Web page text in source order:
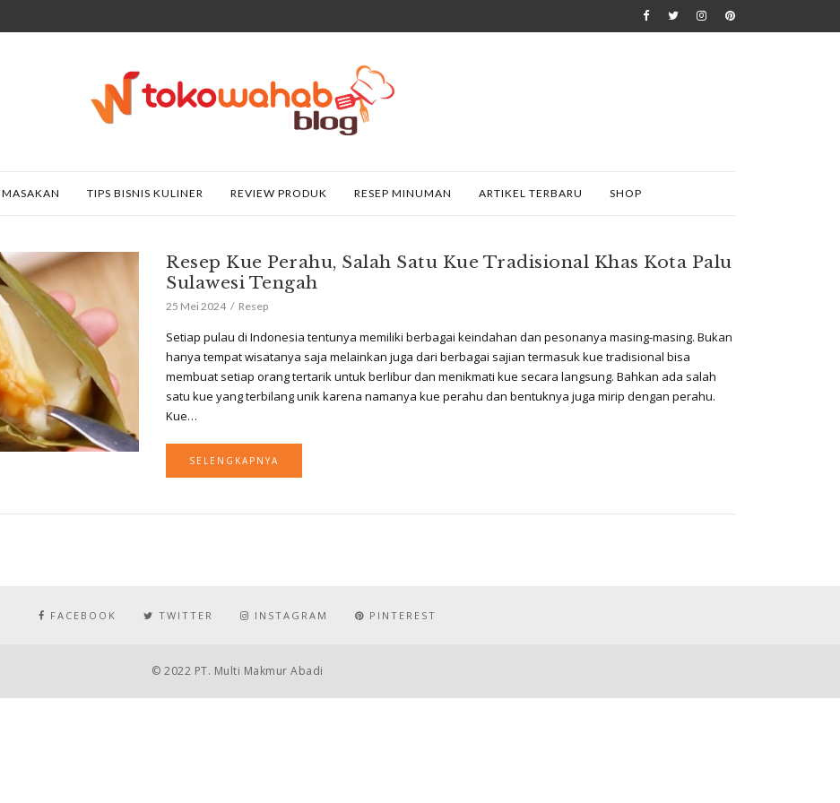
MASAKAN TIPS BISNIS KULINER REVIEW PRODUK RESEP MINUMAN ARTIKEL TERBARU SHOP
Resep Kue Perahu, Salah Satu Kue Tradisional Khas Kota Palu
Sulawesi Tengah
25 Mei 2024 Resep
Setiap pulau di Indonesia tentunya memiliki berbagai keindahan dan pesonanya masing-masing. Bukan
hanya tempat wisatanya saja melainkan juga dari berbagai sajian termasuk kue tradisional bisa
membuat setiap orang tertarik untuk berlibur dan menikmati kue secara langsung. Bahkan ada salah
satu kue yang terbilang unik karena namanya kue perahu dan bentuknya juga mirip dengan perahu.
Kue…
SELENGKAPNYA
FACEBOOK TWITTER INSTAGRAM PINTEREST
© 2022 PT. Multi Makmur Abadi